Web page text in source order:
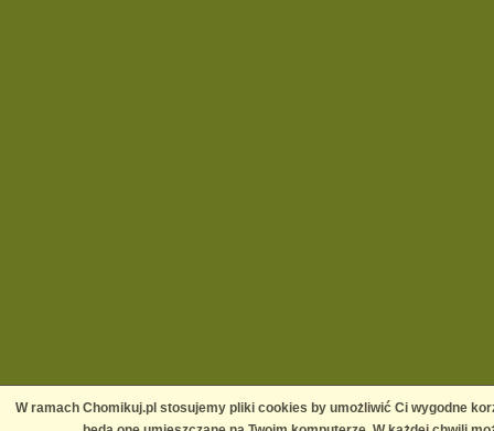
W ramach Chomikuj.pl stosujemy pliki cookies by umożliwić Ci wygodne